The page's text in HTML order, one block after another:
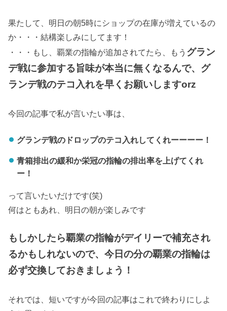
果たして、明日の朝5時にショップの在庫が増えているの
か・・・結構楽しみにしてます！
・・・もし、覇業の指輪が追加されてたら、もう グラン
デ戦に参加する旨味が本当に無くなるんで、グ
ランデ戦のテコ入れを早くお願いしますorz
今回の記事で私が言いたい事は、
グランデ戦のドロップのテコ入れしてくれーーーー！
青箱排出の緩和か栄冠の指輪の排出率を上げてくれ
ー！
って言いたいだけです(笑)
何はともあれ、明日の朝が楽しみです
もしかしたら覇業の指輪がデイリーで補充され
るかもしれないので、今日の分の覇業の指輪は
必ず交換しておきましょう！
それでは、短いですが今回の記事はこれで終わりにしよ